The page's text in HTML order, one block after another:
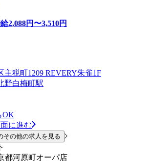
2,088円〜3,510円
主税町1209 REVERY朱雀1F
野白梅町駅
OK
に進む
その他の求人を見る
都河原町オーパ店